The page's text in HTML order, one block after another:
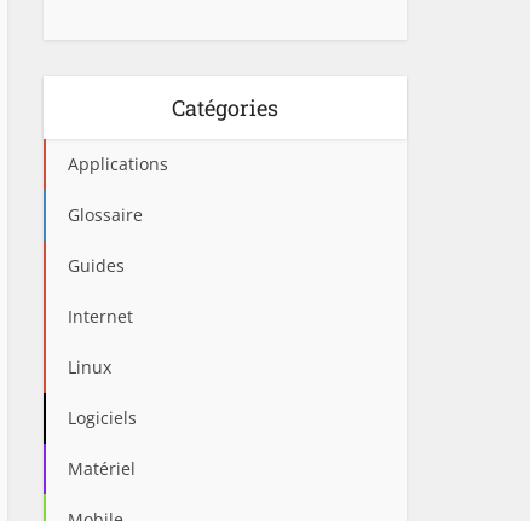
Catégories
Applications
Glossaire
Guides
Internet
Linux
Logiciels
Matériel